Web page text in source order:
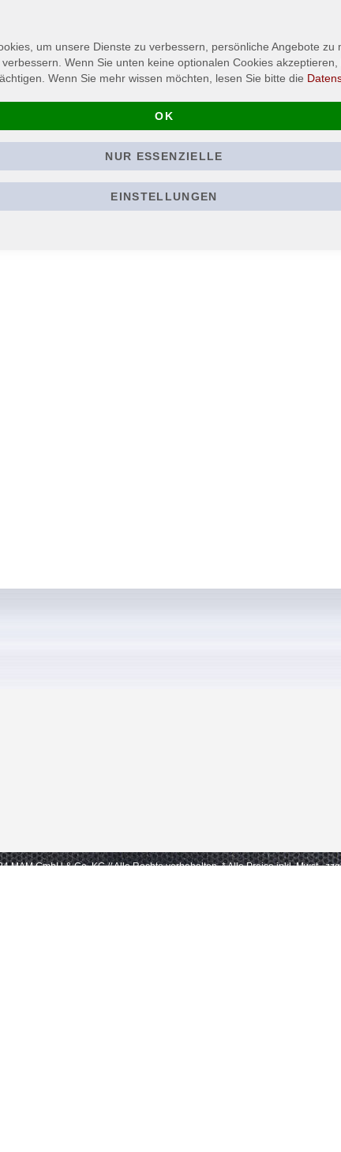
oder anderen Textilien, Material: 100% Polyester, Größe
MAM GmbH & Co. KG // Alle Rechte vorbehalten. * Alle Preise inkl. Mwst.,
um unsere Dienste zu verbessern, persönliche Angebote zu
Wenn Sie unten keine optionalen Cookies
Wenn Sie mehr wissen möchten, lesen Sie bitte die
OK
NUR ESSENZIELLE
EINSTELLUNGEN